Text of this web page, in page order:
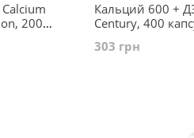
200
Кальций 600 +
Century, 400
303 грн